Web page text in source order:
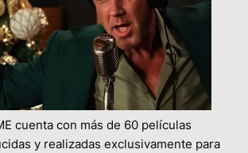
cuenta con más de 60 películas
y realizadas exclusivamente para